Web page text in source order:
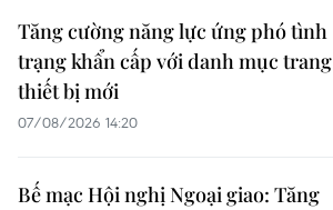
Tăng cường năng lực ứng phó tình
trạng khẩn cấp với danh mục trang
thiết bị mới
07/08/2026 14:20
Bế mạc Hội nghị Ngoại giao: Tăng